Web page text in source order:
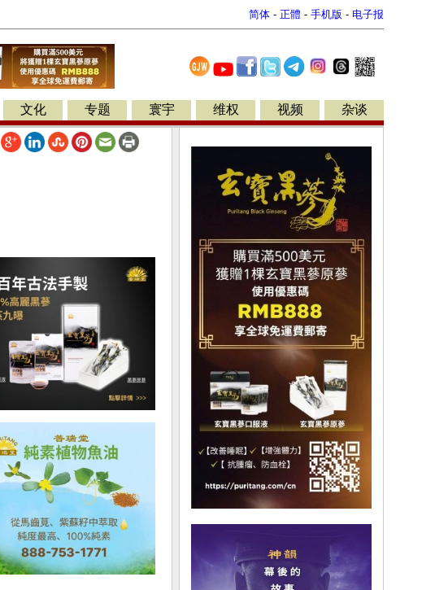
简体 - 正體 - 手机版 - 电子报
文化 专题 寰宇 维权 视频 杂谈